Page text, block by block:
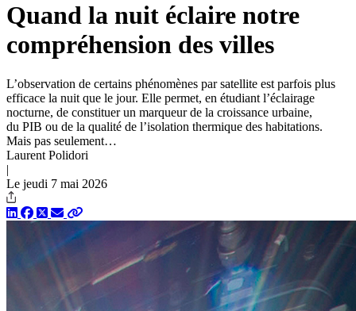
Quand la nuit éclaire notre
compréhension des villes
L’observation de certains phénomènes par satellite est parfois plus
efficace la nuit que le jour. Elle permet, en étudiant l’éclairage
nocturne, de constituer un marqueur de la croissance urbaine,
du PIB ou de la qualité de l’isolation thermique des habitations.
Mais pas seulement…
Laurent Polidori
|
Le jeudi 7 mai 2026